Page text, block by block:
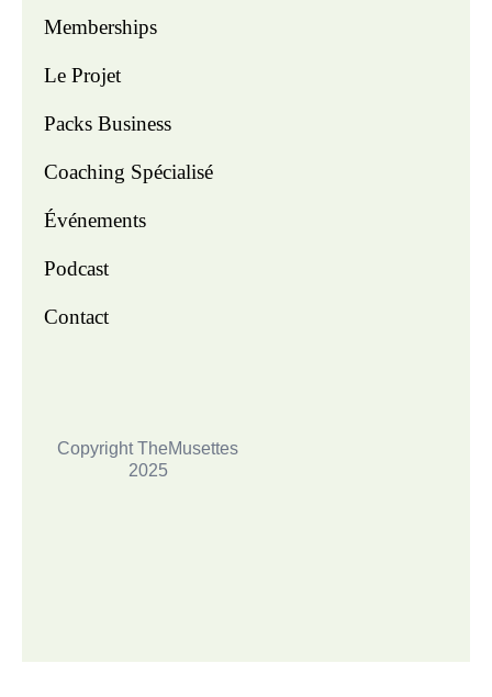
Memberships
Le Projet
Packs Business
Coaching Spécialisé
Événements
Podcast
Contact
Copyright TheMusettes
2025